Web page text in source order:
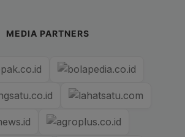
MEDIA PARTNERS